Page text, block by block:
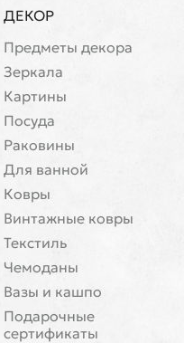
ДЕКОР
Предметы декора
Зеркала
Картины
Посуда
Раковины
Для ванной
Ковры
Винтажные ковры
Текстиль
Чемоданы
Вазы и кашпо
Подарочные
сертификаты